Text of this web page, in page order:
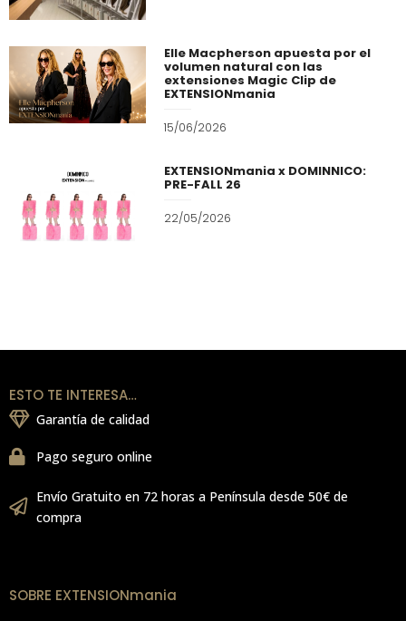
Elle Macpherson apuesta por el
volumen natural con las
extensiones Magic Clip de
EXTENSIONmania
15/06/2026
EXTENSIONmania x DOMINNICO:
PRE-FALL 26
22/05/2026
ESTO TE INTERESA…
Garantía de calidad
Pago seguro online
Envío Gratuito en 72 horas a Península desde 50€ de
compra
SOBRE EXTENSIONmania